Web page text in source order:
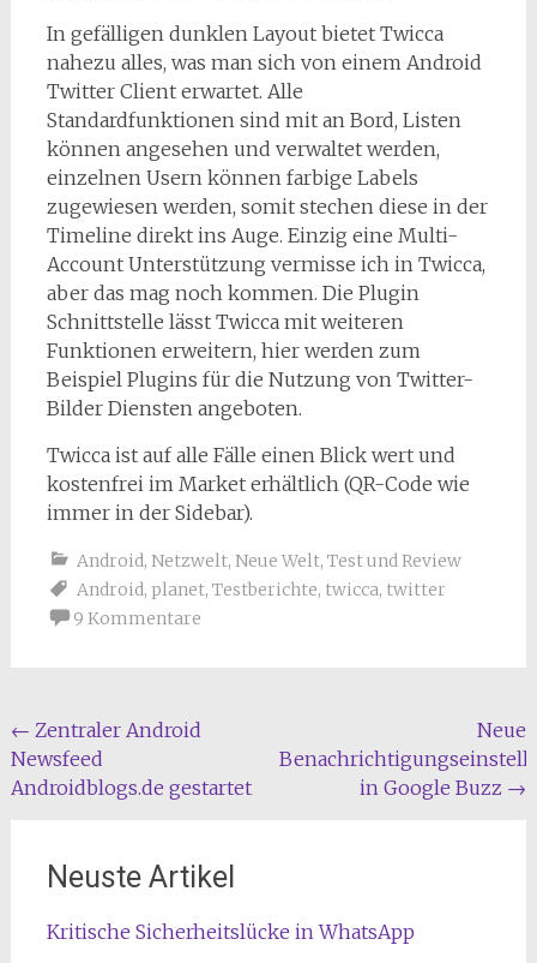
In gefälligen dunklen Layout bietet Twicca
nahezu alles, was man sich von einem Android
Twitter Client erwartet. Alle
Standardfunktionen sind mit an Bord, Listen
können angesehen und verwaltet werden,
einzelnen Usern können farbige Labels
zugewiesen werden, somit stechen diese in der
Timeline direkt ins Auge. Einzig eine Multi-
Account Unterstützung vermisse ich in Twicca,
aber das mag noch kommen. Die Plugin
Schnittstelle lässt Twicca mit weiteren
Funktionen erweitern, hier werden zum
Beispiel Plugins für die Nutzung von Twitter-
Bilder Diensten angeboten.
Twicca ist auf alle Fälle einen Blick wert und
kostenfrei im Market erhältlich (QR-Code wie
immer in der Sidebar).
Android, Netzwelt, Neue Welt, Test und Review
Android, planet, Testberichte, twicca, twitter
9 Kommentare
Beitragsnavigation
← Zentraler Android
Newsfeed
Androidblogs.de gestartet
Neue
in Google Buzz →
Neuste Artikel
Kritische Sicherheitslücke in WhatsApp